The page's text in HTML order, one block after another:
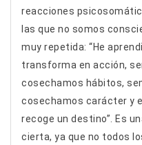
reacciones
las que no somos
muy repetida: “He
transforma en acción,
cosechamos hábitos,
cosechamos carácter y
recoge un destino”. Es
cierta, ya que no todos